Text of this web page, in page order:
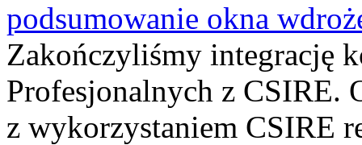
podsumowanie okna
Zakończyliśmy integrację
Profesjonalnych z CSIRE.
z wykorzystaniem CSIRE